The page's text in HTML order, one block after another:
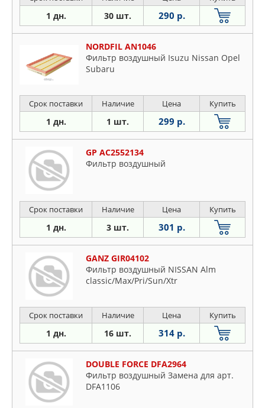
1 дн. 30 шт. 290 р.
NORDFIL AN1046
Фильтр воздушный Isuzu Nissan Opel
Subaru
Срок поставки Наличие Цена Купить
1 дн. 1 шт. 299 р.
GP AC2552134
Фильтр воздушный
Срок поставки Наличие Цена Купить
1 дн. 3 шт. 301 р.
GANZ GIR04102
Фильтр воздушный NISSAN Alm
classic/Max/Pri/Sun/Xtr
Срок поставки Наличие Цена Купить
1 дн. 16 шт. 314 р.
DOUBLE FORCE DFA2964
Фильтр воздушный Замена для арт.
DFA1106